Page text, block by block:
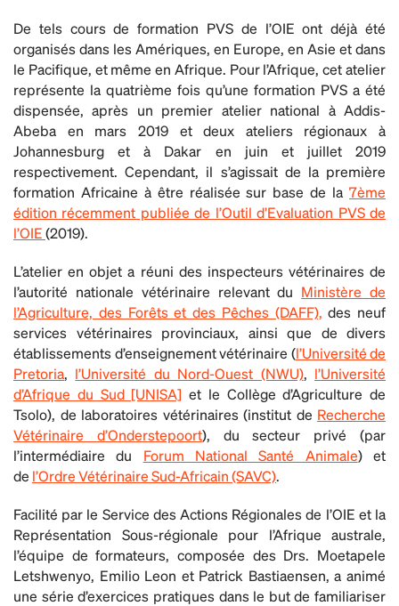
De tels cours de formation PVS de l’OIE ont déjà été
organisés dans les Amériques, en Europe, en Asie et dans
le Pacifique, et même en Afrique. Pour l’Afrique, cet atelier
représente la quatrième fois qu’une formation PVS a été
dispensée, après un premier atelier national à Addis-
Abeba en mars 2019 et deux ateliers régionaux à
Johannesburg et à Dakar en juin et juillet 2019
respectivement. Cependant, il s’agissait de la première
formation Africaine à être réalisée sur base de la 7ème
édition récemment publiée de l’Outil d’Evaluation PVS de
l’OIE(2019).
L’atelier en objet a réuni des inspecteurs vétérinaires de
l’autorité nationale vétérinaire relevant du Ministère de
l’Agriculture, des Forêts et des Pêches (DAFF), des neuf
services vétérinaires provinciaux, ainsi que de divers
établissements d’enseignement vétérinaire (l’Université de
Pretoria, l’Université du Nord-Ouest (NWU), l’Université
d’Afrique du Sud [UNISA] et le Collège d’Agriculture de
Tsolo), de laboratoires vétérinaires (institut de Recherche
Vétérinaire d’Onderstepoort), du secteur privé (par
l’intermédiaire du Forum National Santé Animale) et
de l’Ordre Vétérinaire Sud-Africain (SAVC).
Facilité par le Service des Actions Régionales de l’OIE et la
Représentation Sous-régionale pour l’Afrique australe,
l’équipe de formateurs, composée des Drs. Moetapele
Letshwenyo, Emilio Leon et Patrick Bastiaensen, a animé
une série d’exercices pratiques dans le but de familiariser